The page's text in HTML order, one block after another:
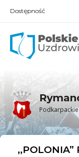
Dostępność
Podkarpackie